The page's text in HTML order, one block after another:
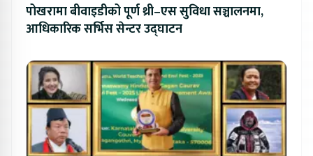
पोखरामा बीवाइडीको पूर्ण थ्री–एस सुविधा सञ्चालनमा,
आधिकारिक सर्भिस सेन्टर उद्घाटन